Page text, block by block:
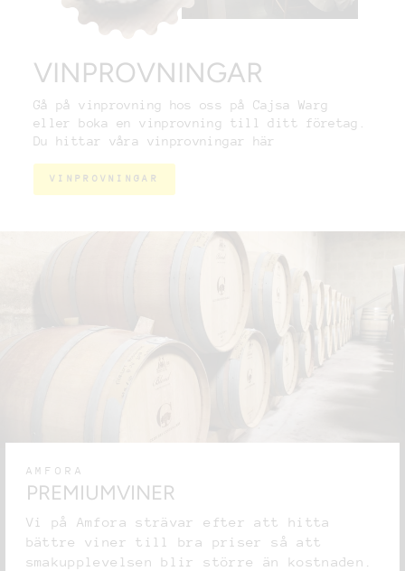
VINPROVNINGAR
Gå på vinprovning hos oss på Cajsa Warg
eller boka en vinprovning till ditt företag.
Du hittar våra vinprovningar här
VINPROVNINGAR
AMFORA
PREMIUMVINER
Vi på Amfora strävar efter att hitta
bättre viner till bra priser så att
smakupplevelsen blir större än kostnaden.